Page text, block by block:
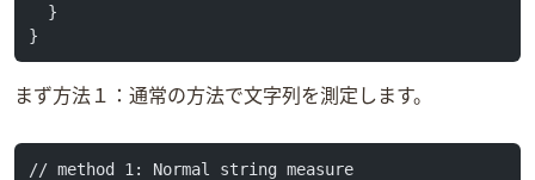
  }
}
まず方法１：通常の方法で文字列を測定します。
// method 1: Normal string measure